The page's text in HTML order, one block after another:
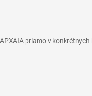
priamo v